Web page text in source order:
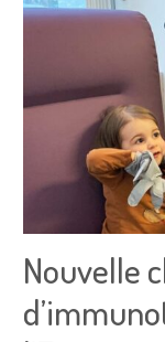
Nouvelle